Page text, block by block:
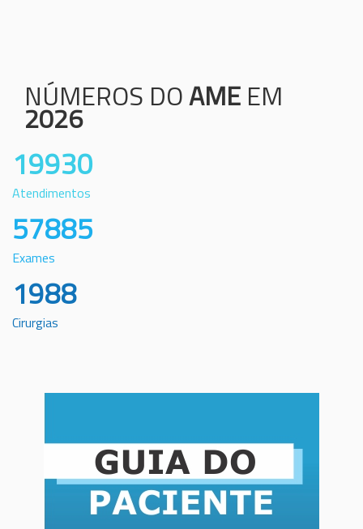
NÚMEROS DOAME EM
2026
19930
Atendimentos
57885
Exames
1988
Cirurgias